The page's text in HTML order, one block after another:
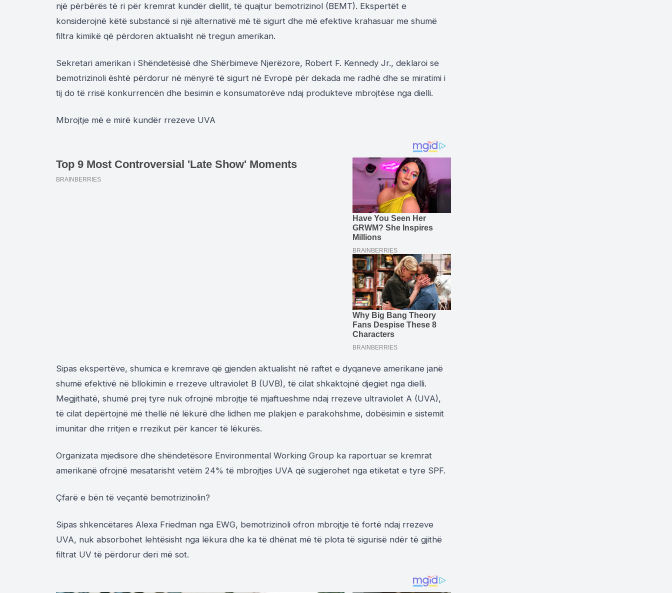
një përbërës të ri për kremrat kundër diellit, të quajtur bemotrizinol (BEMT). Ekspertët e
konsiderojnë këtë substancë si një alternativë më të sigurt dhe më efektive krahasuar me shumë
filtra kimikë që përdoren aktualisht në tregun amerikan.
Sekretari amerikan i Shëndetësisë dhe Shërbimeve Njerëzore, Robert F. Kennedy Jr., deklaroi se
bemotrizinoli është përdorur në mënyrë të sigurt në Evropë për dekada me radhë dhe se miratimi i
tij do të rrisë konkurrencën dhe besimin e konsumatorëve ndaj produkteve mbrojtëse nga dielli.
Mbrojtje më e mirë kundër rrezeve UVA
Sipas ekspertëve, shumica e kremrave që gjenden aktualisht në raftet e dyqaneve amerikane janë
shumë efektivë në bllokimin e rrezeve ultraviolet B (UVB), të cilat shkaktojnë djegiet nga dielli.
Megjithatë, shumë prej tyre nuk ofrojnë mbrojtje të mjaftueshme ndaj rrezeve ultraviolet A (UVA),
të cilat depërtojnë më thellë në lëkurë dhe lidhen me plakjen e parakohshme, dobësimin e sistemit
imunitar dhe rritjen e rrezikut për kancer të lëkurës.
Organizata mjedisore dhe shëndetësore Environmental Working Group ka raportuar se kremrat
amerikanë ofrojnë mesatarisht vetëm 24% të mbrojtjes UVA që sugjerohet nga etiketat e tyre SPF.
Çfarë e bën të veçantë bemotrizinolin?
Sipas shkencëtares Alexa Friedman nga EWG, bemotrizinoli ofron mbrojtje të fortë ndaj rrezeve
UVA, nuk absorbohet lehtësisht nga lëkura dhe ka të dhënat më të plota të sigurisë ndër të gjithë
filtrat UV të përdorur deri më sot.